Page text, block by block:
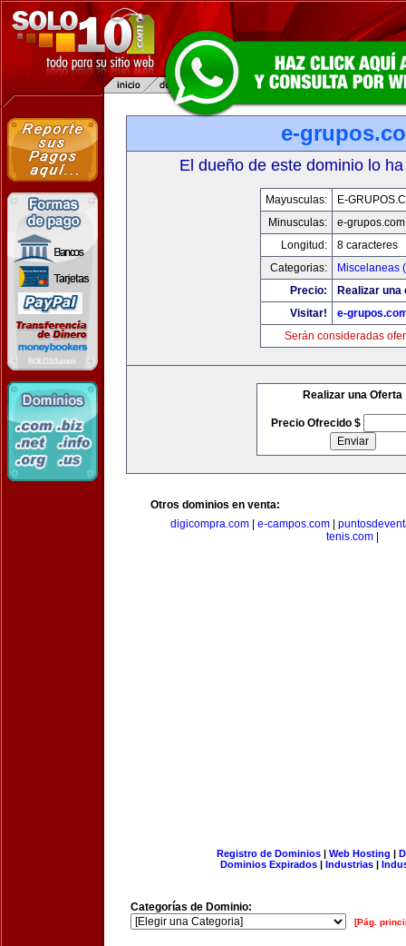
e-
El dueño de este dominio lo
Mayusculas:
E-
Minusculas:
e-grupos.com
Longitud:
8 caracteres
Categorias:
Miscelaneas
Precio:
Realizar una
Visitar!
e-
Serán consideradas
Realizar una Oferta
Precio Ofrecido $
Otros dominios en venta:
digicompra.com
e-campos.com
tenis.com
Registro de Dominios| Web Hosting |
Dominios Expirados | Industrias |
Categorías de Dominio:
[Pág.